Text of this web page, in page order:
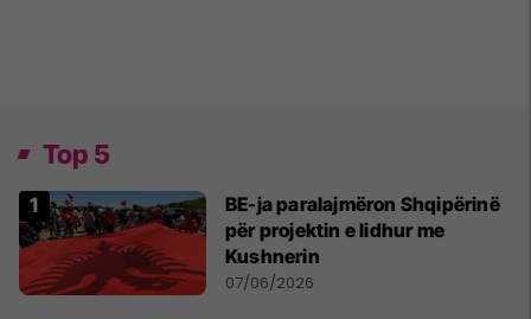
Top 5
BE-ja paralajmëron Shqipërinë
për projektin e lidhur me
Kushnerin
07/06/2026